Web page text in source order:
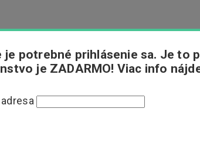
potrebné prihlásenie sa. Je to
je ZADARMO! Viac info